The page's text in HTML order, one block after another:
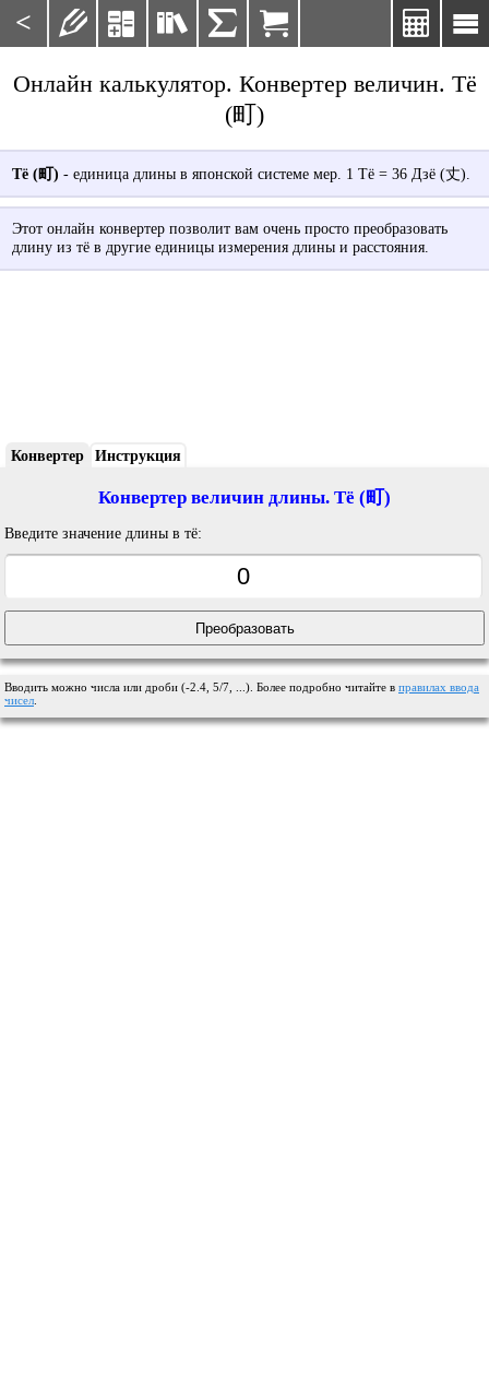
< 

    
Онлайн калькулятор. Конвертер величин. Тё
(町)
Тё (町) - единица длины в японской системе мер. 1 Тё = 36 Дзё (丈).
Этот онлайн конвертер позволит вам очень просто преобразовать
длину из тё в другие единицы измерения длины и расстояния.
Конвертер Инструкция
Конвертер величин длины. Тё (町)
Введите значение длины в тё:
Вводить можно числа или дроби (-2.4, 5/7, ...). Более подробно читайте в правилах ввода
чисел